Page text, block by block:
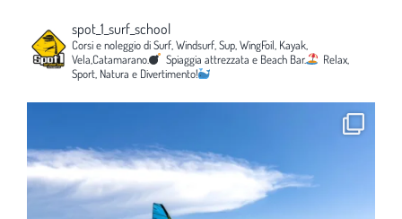
spot_1_surf_school
Corsi e noleggio di Surf, Windsurf, Sup, WingFoil, Kayak,
Vela,Catamarano.
Spiaggia attrezzata e Beach Bar.
Relax,
Sport, Natura e Divertimento!